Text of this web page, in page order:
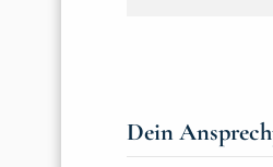
Dein